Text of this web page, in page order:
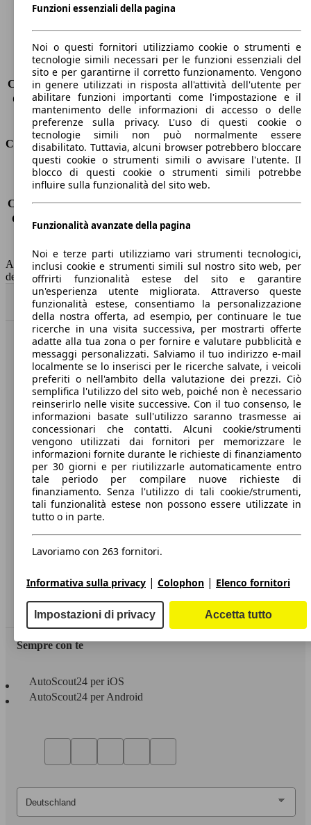
Peso massimo
1905 kg
Sedili
5
Carico sul tetto
-
Capacità di traino (senza freni) -
Capacità di traino (con freni)
1500 kg
Volume del bagagliaio
375 - 1354 l
Consumi
Emissioni di CO2*
136 g/km (komb.)
Consumo (urbano)
7.7 l/100km
Consumo (extra-urbano) 5.0 l/100km
Consumo (combinato)*
6.0 l/100km
Capacità del serbatoio
52 l
AutoScout24 non si assume alcuna responsabilità per la correttezza
dei dati.
Torna su
Benvenuti su AutoScout24, il mercato auto europeo.
Società
A proposito di AutoScout24
Stampa
Media
Condizioni generali
Informazioni
Privacy
Dichiarazione di Accessibilità
Servizi
Area rivenditori
Sempre con te
AutoScout24 per iOS
AutoScout24 per Android
Funzioni essenziali della pagina
Noi o questi fornitori utilizziamo cookie o strumenti e
tecnologie simili necessari per le funzioni essenziali del
sito e per garantirne il corretto funzionamento. Vengono
in genere utilizzati in risposta all'attività dell'utente per
abilitare funzioni importanti come l'impostazione e il
mantenimento delle informazioni di accesso o delle
preferenze sulla privacy. L'uso di questi cookie o
tecnologie simili non può normalmente essere
disabilitato. Tuttavia, alcuni browser potrebbero bloccare
questi cookie o strumenti simili o avvisare l'utente. Il
blocco di questi cookie o strumenti simili potrebbe
influire sulla funzionalità del sito web.
Funzionalità avanzate della pagina
Noi e terze parti utilizziamo vari strumenti tecnologici,
inclusi cookie e strumenti simili sul nostro sito web, per
offrirti funzionalità estese del sito e garantire
un'esperienza utente migliorata. Attraverso queste
funzionalità estese, consentiamo la personalizzazione
della nostra offerta, ad esempio, per continuare le tue
ricerche in una visita successiva, per mostrarti offerte
adatte alla tua zona o per fornire e valutare pubblicità e
messaggi personalizzati. Salviamo il tuo indirizzo e-mail
localmente se lo inserisci per le ricerche salvate, i veicoli
preferiti o nell'ambito della valutazione dei prezzi. Ciò
semplifica l'utilizzo del sito web, poiché non è necessario
reinserirlo nelle visite successive. Con il tuo consenso, le
informazioni basate sull'utilizzo saranno trasmesse ai
concessionari che contatti. Alcuni cookie/strumenti
vengono utilizzati dai fornitori per memorizzare le
informazioni fornite durante le richieste di finanziamento
per 30 giorni e per riutilizzarle automaticamente entro
tale periodo per compilare nuove richieste di
finanziamento. Senza l'utilizzo di tali cookie/strumenti,
tali funzionalità estese non possono essere utilizzate in
tutto o in parte.
Lavoriamo con 263 fornitori.
Informativa sulla privacy | Colophon | Elenco fornitori
Impostazioni di privacy Accetta tutto